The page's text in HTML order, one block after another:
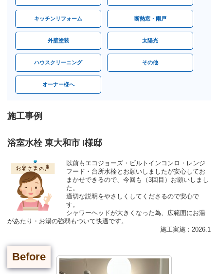
キッチンリフォーム 断熱窓・雨戸
外壁塗装 太陽光
ハウスクリーニング その他
オーナー様へ
施工事例
浴室水栓 東大和市 I様邸
以前もエコジョーズ・ビルトインコンロ・レンジ
フード・台所水栓とお願いしましたが安心してお
まかせできるので、今回も（3回目）お願いしまし
た。
適切な説明をやさしくしてくださるので安心で
す。
シャワーヘッドが大きくなった為、広範囲にお湯
があたり・お湯の強弱もついて快適です。
施工実施：2026.1
Before